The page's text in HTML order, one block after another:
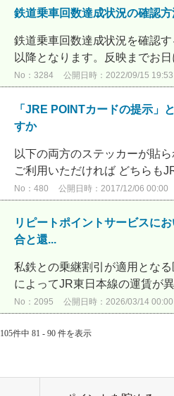
鉄道乗車回数達成状況の確認
鉄道乗車回数達成状況を確認
以降となります。反映までお
No：3284 公開日時：2022/09/15 19:53
「JRE POINTカードの提示」
すか
以下の両方のステッカーが貼
ご利用いただければ どちらも
No：480 公開日時：2017/12/06 00:00
リピートポイントサービスに
合と還...
私鉄との乗継割引が適用とな
によってJR東日本線の運賃が
No：2095 公開日時：2026/03/14 00:00
105件中 81 - 90 件を表示